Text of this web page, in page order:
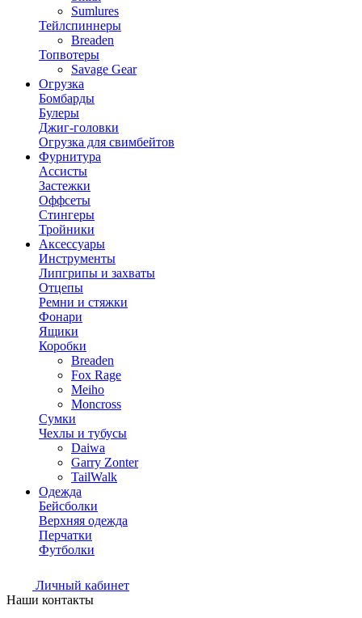
Sumlures
Тейлспиннеры
Breaden
Топвотеры
Savage Gear
Огрузка
Бомбарды
Булеры
Джиг-головки
Огрузка для свимбейтов
Фурнитура
Ассисты
Застежки
Оффсеты
Стингеры
Тройники
Аксессуары
Инструменты
Липгрипы и захваты
Отцепы
Ремни и стяжки
Фонари
Ящики
Коробки
Breaden
Fox Rage
Meiho
Moncross
Сумки
Чехлы и тубусы
Daiwa
Garry Zonter
TailWalk
Одежда
Бейсболки
Верхняя одежда
Перчатки
Футболки
Личный кабинет
Наши контакты